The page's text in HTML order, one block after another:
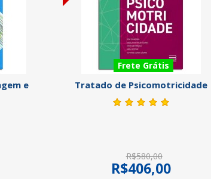
e
Frete Grátis
Tratado de Psicomotricidade
R$580,00
R$406,00